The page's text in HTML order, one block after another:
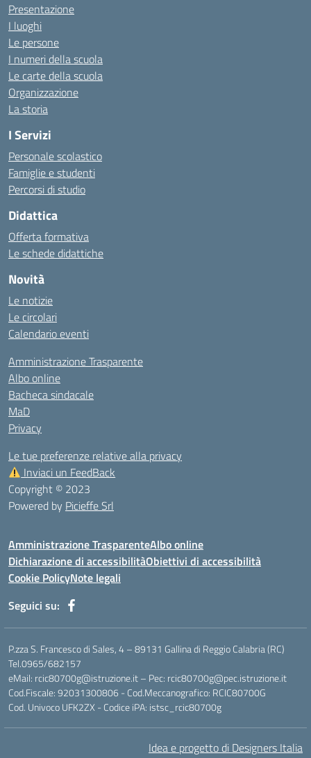
Presentazione
I luoghi
Le persone
I numeri della scuola
Le carte della scuola
Organizzazione
La storia
I Servizi
Personale scolastico
Famiglie e studenti
Percorsi di studio
Didattica
Offerta formativa
Le schede didattiche
Novità
Le notizie
Le circolari
Calendario eventi
Amministrazione Trasparente
Albo online
Bacheca sindacale
MaD
Privacy
Le tue preferenze relative alla privacy
Inviaci un FeedBack
Copyright © 2023
Powered by Picieffe Srl
Amministrazione TrasparenteAlbo online
Dichiarazione di accessibilitàObiettivi di accessibilità
Cookie PolicyNote legali
Seguici su:
P.zza S. Francesco di Sales, 4 – 89131 Gallina di Reggio Calabria (RC)
Tel.0965/682157
eMail: rcic80700g@istruzione.it – Pec: rcic80700g@pec.istruzione.it
Cod.Fiscale: 92031300806 - Cod.Meccanografico: RCIC80700G
Cod. Univoco UFK2ZX - Codice iPA: istsc_rcic80700g
Idea e progetto di Designers Italia